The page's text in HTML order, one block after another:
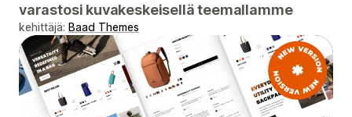
varastosi kuvakeskeisellä teemallamme
kehittäjä: Baad Themes